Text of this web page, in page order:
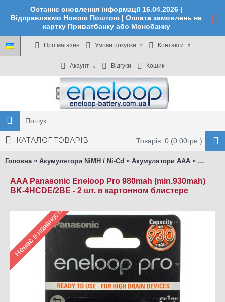
Останнє оновлення інформації 16.04.2026 |
Відправляємо Новою Поштою | Оплата замовлень на
картку Приватбанку або Монобанку
Про магазин Умови покупки Контакти
Акаунт Відгуки Кошик
Товарів: 0 (0.00грн.)
КАТАЛОГ ТОВАРІВ
Головна » Акумулятори NiMH / Ni-Cd » Акумулятори ААА » AAA
AAA Panasonic Eneloop Pro 980mah (min.930mah)
BK-4HCDE/2BE - 2 шт. в картонном блистере
Немає в наявності